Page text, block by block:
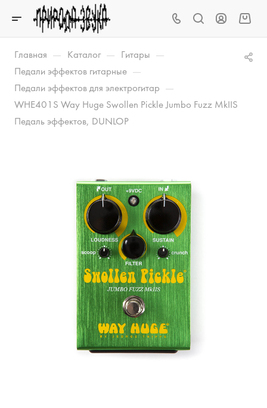
Главная — Каталог — Гитары —
Педали эффектов гитарные —
Педали эффектов для электрогитар —
WHE401S Way Huge Swollen Pickle Jumbo Fuzz MkIIS
Педаль эффектов, DUNLOP